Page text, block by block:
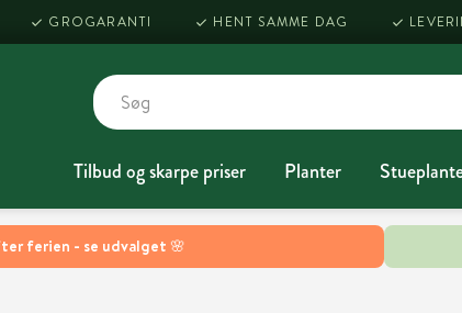
ferien - se udvalget 🌸
GROGARANTI HENT SAMME DAG
Tilbud og skarpe priser Planter